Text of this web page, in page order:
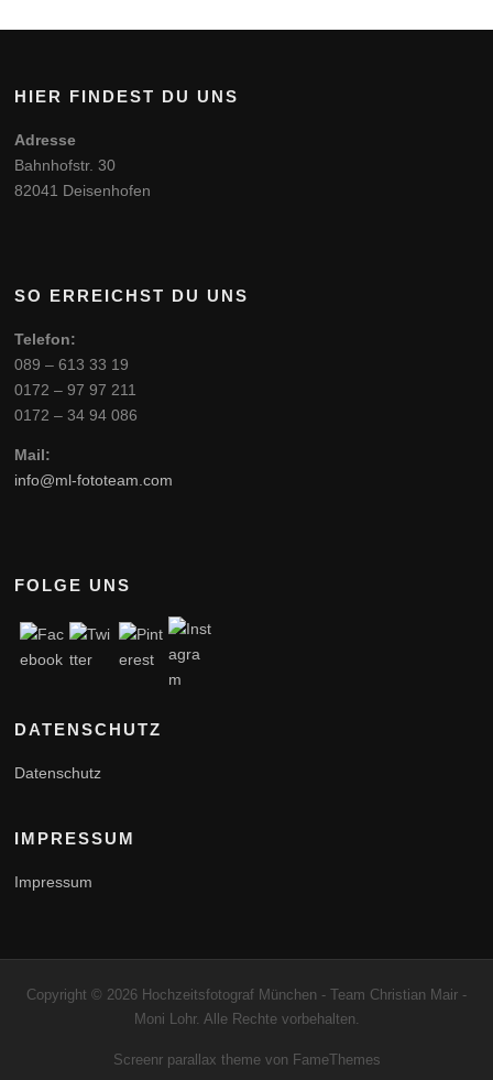
HIER FINDEST DU UNS
Adresse
Bahnhofstr. 30
82041 Deisenhofen
SO ERREICHST DU UNS
Telefon:
089 – 613 33 19
0172 – 97 97 211
0172 – 34 94 086
Mail:
info@ml-fototeam.com
FOLGE UNS
DATENSCHUTZ
Datenschutz
IMPRESSUM
Impressum
Copyright © 2026 Hochzeitsfotograf München - Team Christian Mair -
Moni Lohr. Alle Rechte vorbehalten.
Screenr parallax themevon FameThemes